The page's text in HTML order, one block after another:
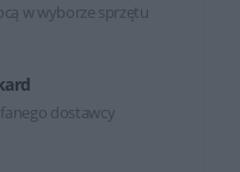
w wyborze sprzętu
dostawcy